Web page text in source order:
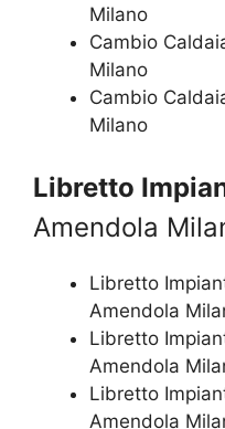
Milano
Cambio
Milano
Cambio
Milano
Libretto
Amendola
Libretto
Amendola
Libretto
Amendola
Libretto
Amendola